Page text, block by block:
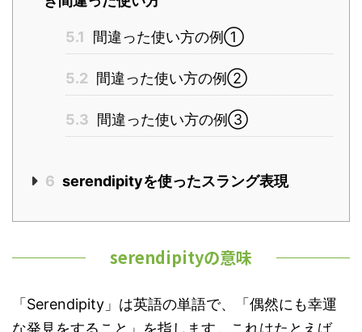
5.1 間違った使い方の例①
5.2 間違った使い方の例②
5.3 間違った使い方の例③
6 serendipityを使ったスラング表現
serendipityの意味
「Serendipity」は英語の単語で、「偶然にも幸運